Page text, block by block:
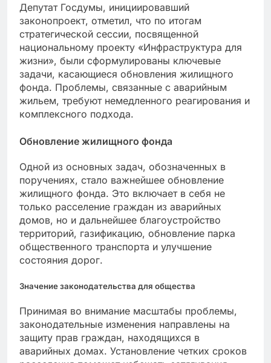
Депутат Госдумы, инициировавший
законопроект, отметил, что по итогам
стратегической сессии, посвященной
национальному проекту «Инфраструктура для
жизни», были сформулированы ключевые
задачи, касающиеся обновления жилищного
фонда. Проблемы, связанные с аварийным
жильем, требуют немедленного реагирования и
комплексного подхода.
Обновление жилищного фонда
Одной из основных задач, обозначенных в
поручениях, стало важнейшее обновление
жилищного фонда. Это включает в себя не
только расселение граждан из аварийных
домов, но и дальнейшее благоустройство
территорий, газификацию, обновление парка
общественного транспорта и улучшение
состояния дорог.
Значение законодательства для общества
Принимая во внимание масштабы проблемы,
законодательные изменения направлены на
защиту прав граждан, находящихся в
аварийных домах. Установление четких сроков